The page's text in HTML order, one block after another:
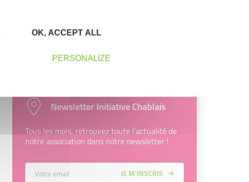
Newsletter Initiative Chablais
Tous les mois, retrouvez toute l’actualité de
notre association dans notre newsletter !
Votre Email JE M’INSCRIS
OK, ACCEPT ALL
PERSONALIZE